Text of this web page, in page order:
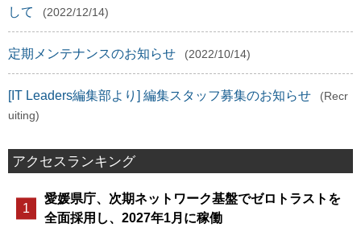
して
(2022/12/14)
定期メンテナンスのお知らせ (2022/10/14)
[IT Leaders編集部より] 編集スタッフ募集のお知らせ
(Recr
uiting)
アクセスランキング
愛媛県庁、次期ネットワーク基盤でゼロトラストを
全面採用し、2027年1月に稼働